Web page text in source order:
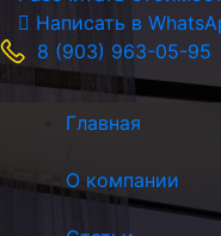
Написать в
8 (903) 963-05-95
Главная
О компании